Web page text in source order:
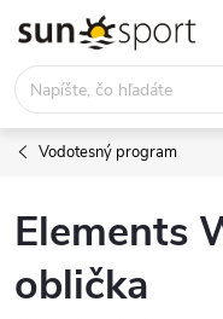
obsah
Vodotesný program
Elements
oblička